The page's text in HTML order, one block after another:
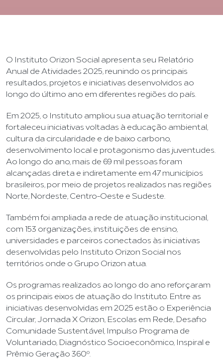
O Instituto Orizon Social apresenta seu Relatório
Anual de Atividades 2025, reunindo os principais
resultados, projetos e iniciativas desenvolvidos ao
longo do último ano em diferentes regiões do país.
Em 2025, o Instituto ampliou sua atuação territorial e
fortaleceu iniciativas voltadas à educação ambiental,
cultura da circularidade e de baixo carbono,
desenvolvimento local e protagonismo das juventudes.
Ao longo do ano, mais de 69 mil pessoas foram
alcançadas direta e indiretamente em 47 municípios
brasileiros, por meio de projetos realizados nas regiões
Norte, Nordeste, Centro-Oeste e Sudeste.
Também foi ampliada a rede de atuação institucional,
com 153 organizações, instituições de ensino,
universidades e parceiros conectados às iniciativas
desenvolvidas pelo Instituto Orizon Social nos
territórios onde o Grupo Orizon atua.
Os programas realizados ao longo do ano reforçaram
os principais eixos de atuação do Instituto. Entre as
iniciativas desenvolvidas em 2025 estão o Experiência
Circular, Jornada X Orizon, Escolas em Rede, Desafio
Comunidade Sustentável, Impulso Programa de
Voluntariado, Diagnóstico Socioeconômico, Inspiral e
Prêmio Geração 360º.